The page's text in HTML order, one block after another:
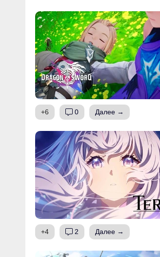
+6 0 Далее →
+4 2 Далее →